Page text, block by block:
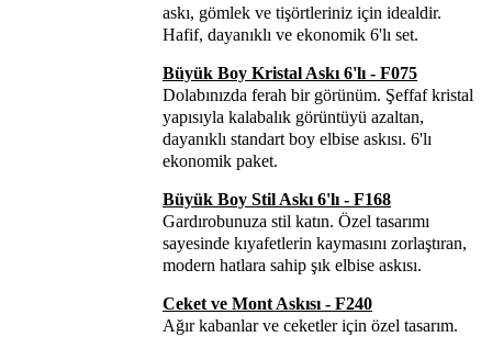
askı, gömlek ve tişörtleriniz için idealdir.
Hafif, dayanıklı ve ekonomik 6'lı set.
Büyük Boy Kristal Askı 6'lı - F075
Dolabınızda ferah bir görünüm. Şeffaf kristal
yapısıyla kalabalık görüntüyü azaltan,
dayanıklı standart boy elbise askısı. 6'lı
ekonomik paket.
Büyük Boy Stil Askı 6'lı - F168
Gardırobunuza stil katın. Özel tasarımı
sayesinde kıyafetlerin kaymasını zorlaştıran,
modern hatlara sahip şık elbise askısı.
Ceket ve Mont Askısı - F240
Ağır kabanlar ve ceketler için özel tasarım.